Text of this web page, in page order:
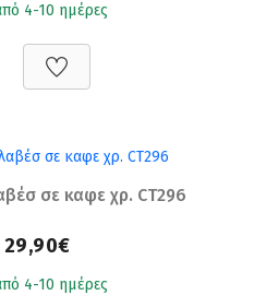
4-10 ημέρες
σε καφε χρ. CT296
29,90€
4-10 ημέρες